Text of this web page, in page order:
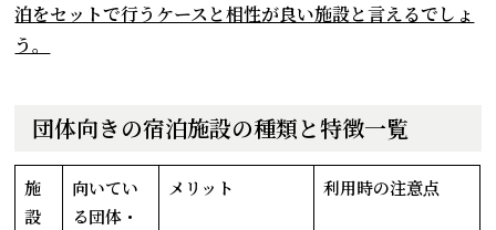
泊をセットで行うケースと相性が良い施設と言えるでしょ
う。
団体向きの宿泊施設の種類と特徴一覧
施
設
向いてい
る団体・
メリット 利用時の注意点